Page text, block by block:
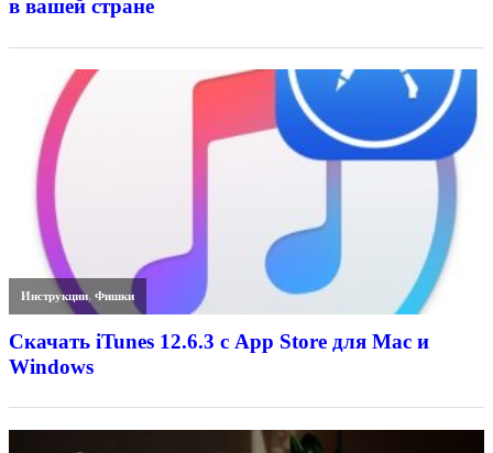
в вашей стране
Инструкции,Фишки
Скачать iTunes 12.6.3 с App Store для Mac и
Windows